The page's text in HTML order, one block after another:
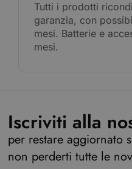
Tutti i prodotti
garanzia, con
mesi. Batterie e
mesi.
Iscriviti alla
per restare aggiornato
non perderti tutte le